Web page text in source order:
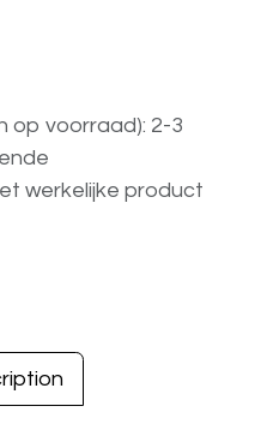
op voorraad): 2-3
werkelijke product